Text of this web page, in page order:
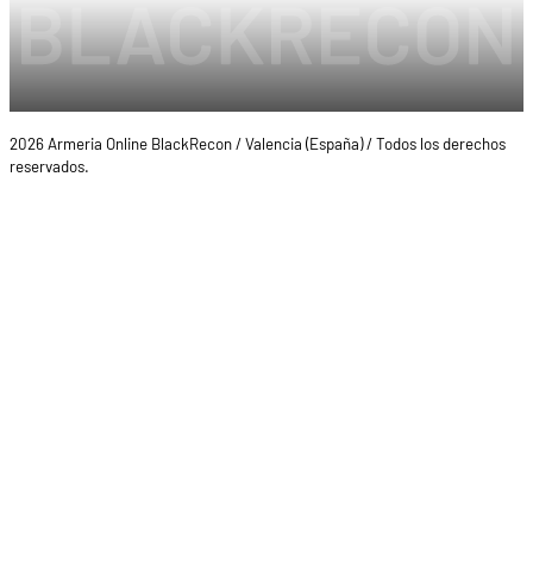
2026 Armeria Online BlackRecon / Valencia (España) / Todos los derechos
reservados.